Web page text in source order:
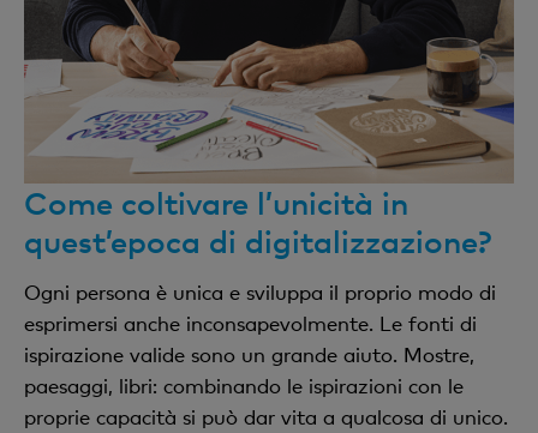
Come coltivare l’unicità in
quest’epoca di digitalizzazione?
Ogni persona è unica e sviluppa il proprio modo di
esprimersi anche inconsapevolmente. Le fonti di
ispirazione valide sono un grande aiuto. Mostre,
paesaggi, libri: combinando le ispirazioni con le
proprie capacità si può dar vita a qualcosa di unico.